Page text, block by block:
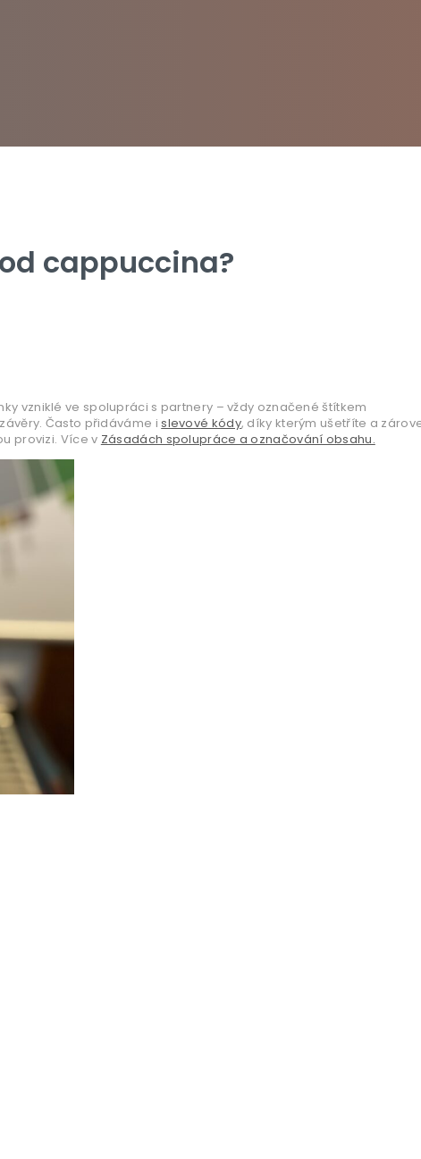
cappuccina?
vzniklé ve spolupráci s partnery – vždy označené štítkem
Často přidáváme islevové kódy, díky kterým ušetříte a
provizi. Více v Zásadách spolupráce a označování obsahu.